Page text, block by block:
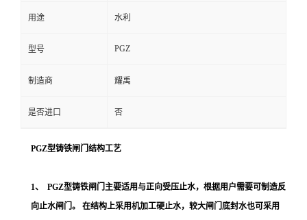
用途 水利
型号 PGZ
制造商 耀禹
是否进口 否
PGZ型铸铁闸门结构工艺
1、 PGZ型铸铁闸门主要适用与正向受压止水，根据用户需要可制造反
向止水闸门。 在结构上采用机加工硬止水，较大闸门底封水也可采用